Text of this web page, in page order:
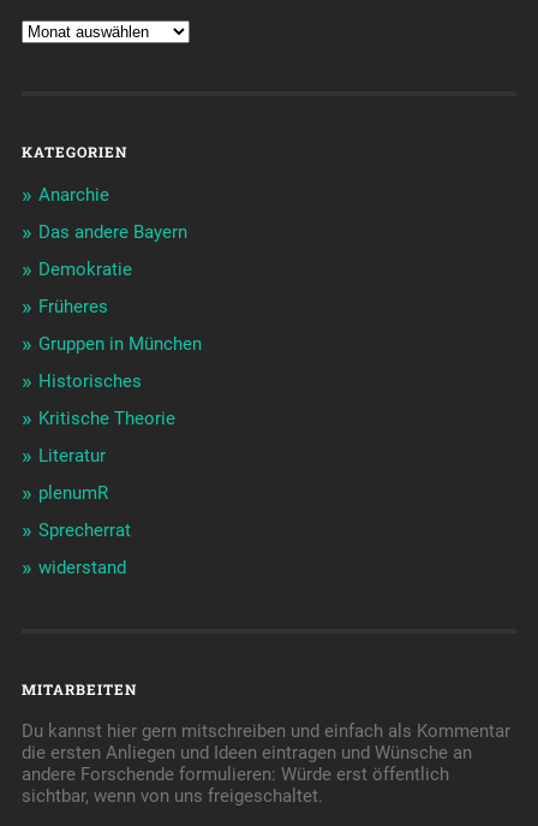
KATEGORIEN
Anarchie
Das andere Bayern
Demokratie
Früheres
Gruppen in München
Historisches
Kritische Theorie
Literatur
plenumR
Sprecherrat
widerstand
MITARBEITEN
Du kannst hier gern mitschreiben und einfach als Kommentar
die ersten Anliegen und Ideen eintragen und Wünsche an
andere Forschende formulieren: Würde erst öffentlich
sichtbar, wenn von uns freigeschaltet.